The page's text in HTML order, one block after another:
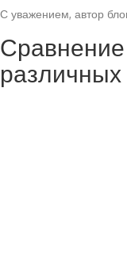
С уважением, автор
Сравнение